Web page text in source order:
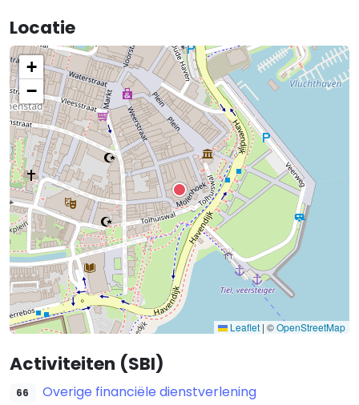
Locatie
+
−
Leaflet | ©OpenStreetMap
Activiteiten (SBI)
66 Overige financiële dienstverlening